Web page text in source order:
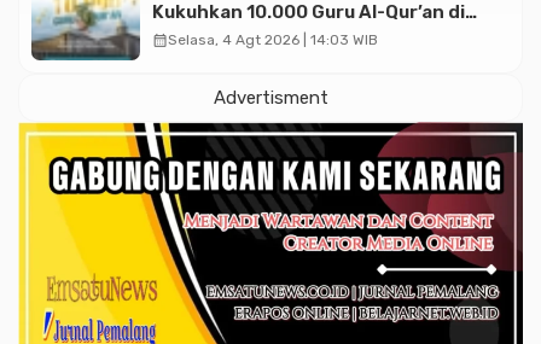
Kukuhkan 10.000 Guru Al-Qur’an di
Masjid Istiqlal
calendar_monthSelasa, 4 Agt 2026 | 14:03 WIB
Advertisment